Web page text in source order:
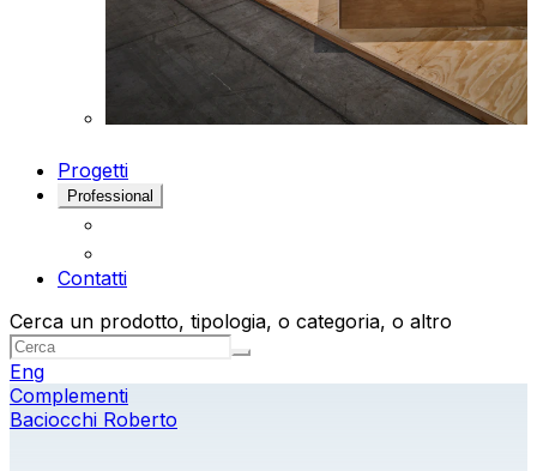
Progetti
Professional
Contatti
Cerca un prodotto, tipologia, o categoria, o altro
Eng
Complementi
Baciocchi Roberto